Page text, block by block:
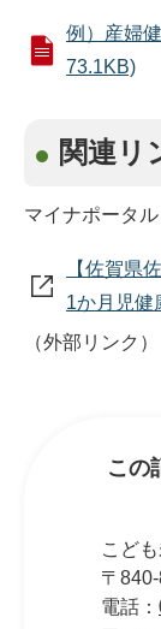
例）産婦
73.1KB)
関連リ
マイナポータ
【佐賀県
1か月児健
（外部リンク）
この
こど
〒
電話：